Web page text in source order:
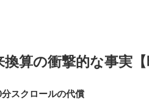
換算の衝撃的な事実【
分スクロールの代償